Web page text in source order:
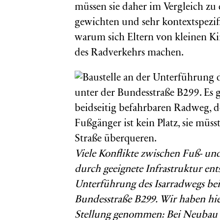
müssen sie daher im Vergleich zu
gewichten und sehr
warum sich Eltern von kleinen
des Radverkehrs machen.
Viele Konflikte zwischen Fuß-
durch geeignete Infrastruktur
Unterführung des Isarradwegs
Bundesstraße B299. Wir haben
Stellung genommen: Bei